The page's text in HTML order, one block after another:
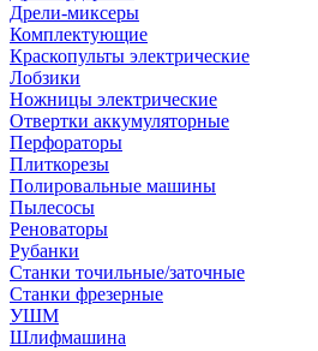
Дрели-миксеры
Комплектующие
Краскопульты электрические
Лобзики
Ножницы электрические
Отвертки аккумуляторные
Перфораторы
Плиткорезы
Полировальные машины
Пылесосы
Реноваторы
Рубанки
Станки точильные/заточные
Станки фрезерные
УШМ
Шлифмашина